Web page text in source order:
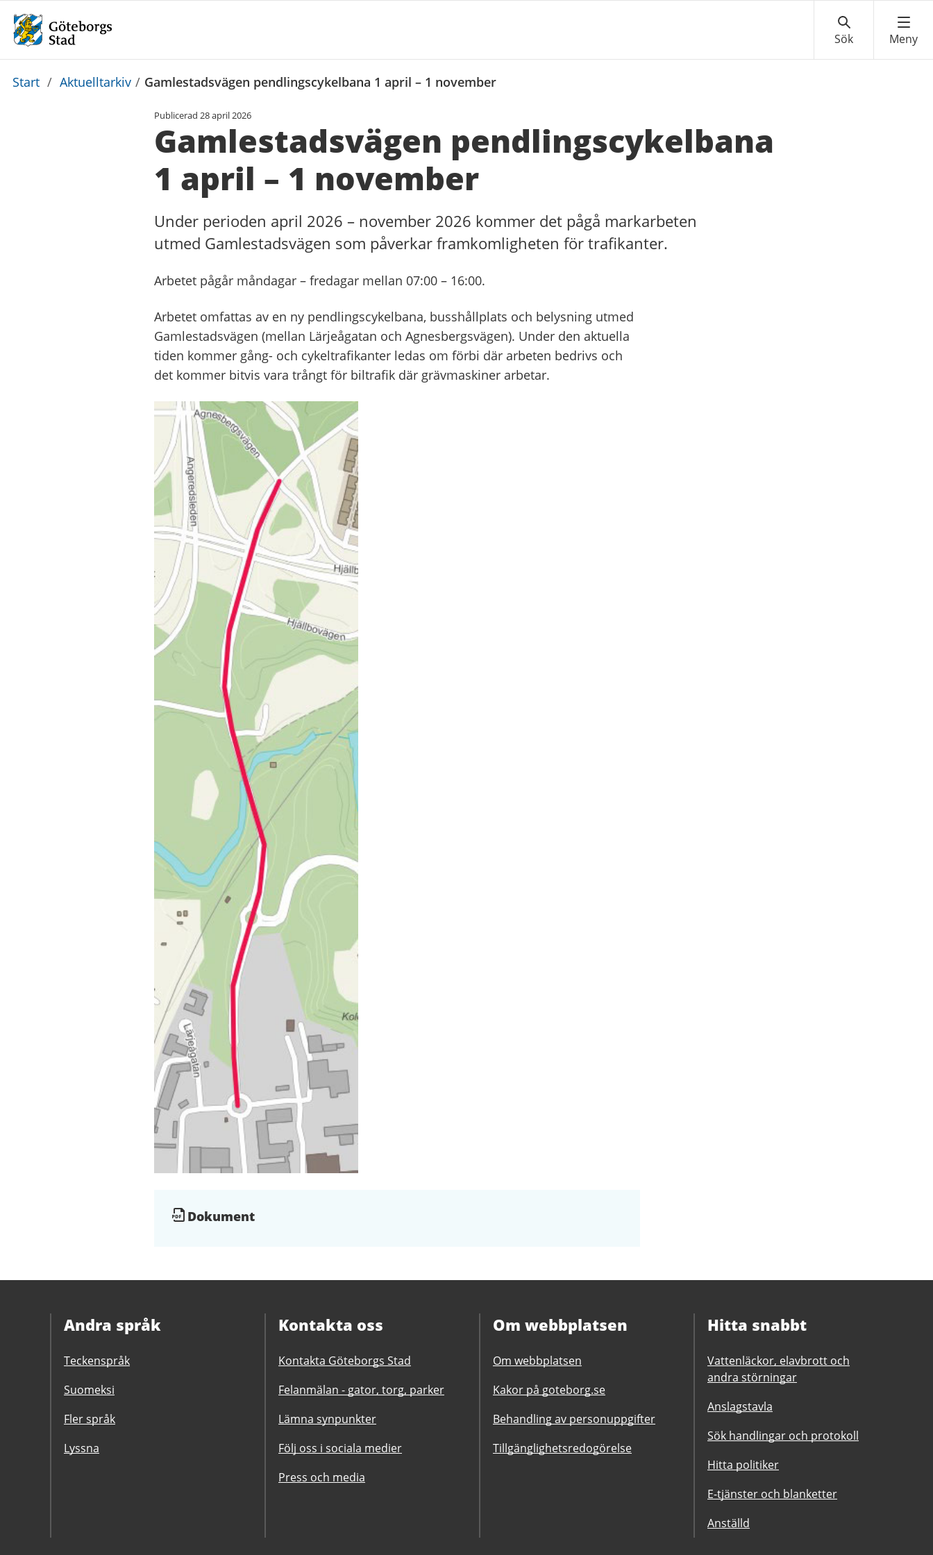
Du
Start / Aktuelltarkiv / Gamlestadsvägen pendlingscykelbana 1 april – 1 november
Publicerad 28 april 2026
Gamlestadsvägen pendlingscykelbana
1 april – 1 november
Under perioden april 2026 – november 2026 kommer det pågå markarbeten
utmed Gamlestadsvägen som påverkar framkomligheten för trafikanter.
Arbetet pågår måndagar – fredagar mellan 07:00 – 16:00.
Arbetet omfattas av en ny pendlingscykelbana, busshållplats och belysning utmed
Gamlestadsvägen (mellan Lärjeågatan och Agnesbergsvägen). Under den aktuella
tiden kommer gång- och cykeltrafikanter ledas om förbi där arbeten bedrivs och
det kommer bitvis vara trångt för biltrafik där grävmaskiner arbetar.
Dokument
Dokument
Andra språk
Teckenspråk
Suomeksi
Fler språk
Lyssna
Kontakta oss
Kontakta Göteborgs Stad
Felanmälan - gator, torg, parker
Lämna synpunkter
Följ oss i sociala medier
Press och media
Om webbplatsen
Om webbplatsen
Kakor på goteborg.se
Behandling av personuppgifter
Tillgänglighetsredogörelse
Hitta snabbt
Vattenläckor, elavbrott och
andra störningar
Anslagstavla
Sök handlingar och protokoll
Hitta politiker
E-tjänster och blanketter
Anställd